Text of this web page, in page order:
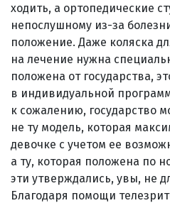
ходить, а ортопедические
непослушному из-за
положение. Даже коляска
на лечение нужна
положена от государства,
в индивидуальной
к сожалению, государство
не ту модель, которая
девочке с учетом ее
а ту, которая положена по
эти утверждались, увы, не
Благодаря помощи